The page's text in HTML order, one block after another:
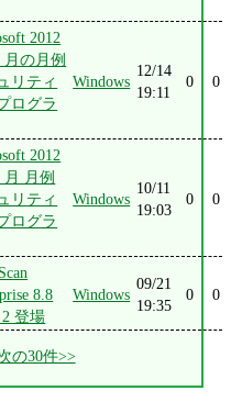
2012
月の月例
リティ
ログラ
Windows
12/14
19:11
0 0
2012
月 月例
リティ
ログラ
Windows
10/11
19:03
0 0
8.8
2 登場
Windows
09/21
19:35
0 0
の30件>>